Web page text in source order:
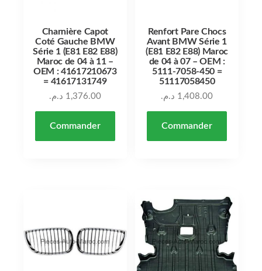
Charnière Capot
Coté Gauche BMW
Série 1 (E81 E82 E88)
Maroc de 04 à 11 –
OEM : 41617210673
= 41617131749
1,376.00 د.م.
Commander
Renfort Pare Chocs
Avant BMW Série 1
(E81 E82 E88) Maroc
de 04 à 07 – OEM :
5111-7058-450 =
51117058450
1,408.00 د.م.
Commander